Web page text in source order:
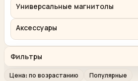
Универсальные магнитолы
Аксессуары
Фильтры
Цена: по возрастанию Популярные